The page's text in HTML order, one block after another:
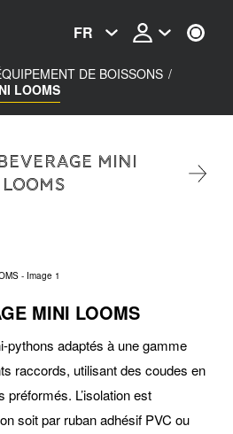
FR
DE BOISSONS /
LOOMS
MINI
LOOMS
MINI LOOMS
pythons adaptés à une gamme
raccords, utilisant des coudes en
préformés. L’isolation est
soit par ruban adhésif PVC ou